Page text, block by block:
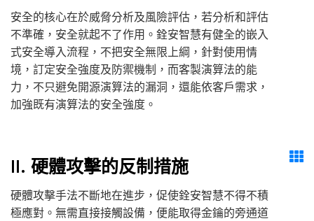
安全的核心在於威脅分析及風險評估，若分析和評估
不準確，安全就起不了作用。銓安智慧有健全的嵌入
式安全導入流程，不把安全無限上綱，針對使用情
境，訂定安全強度及防禦機制，而客製演算法的能
力，不只避免開源演算法的漏洞，還能依客戶需求，
加強既有演算法的安全強度。
II. 硬體攻擊的反制措施
硬體攻擊手法不斷地在進步，促使銓安智慧不得不積
極應對。無需直接接觸設備，便能取得金鑰的旁通道